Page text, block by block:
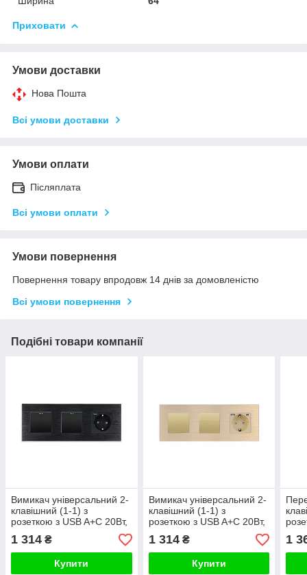
Приховати
Умови доставки
Нова Пошта
Всі умови доставки
Умови оплати
Післяплата
Всі умови оплати
Умови повернення
Повернення товару впродовж 14 днів за домовленістю
Всі умови повернення
Подібні товари компанії
Вимикач універсальний 2-
клавішний (1-1) з
розеткою з USB A+C 20Вт,
заземлення, WALLPAD
чорний алюміній
1 314 ₴
Купити
Вимикач універсальний 2-
клавішний (1-1) з
розеткою з USB A+C 20Вт,
заземлення, WALLPAD
золото алюміній
1 314₴
Купити
1